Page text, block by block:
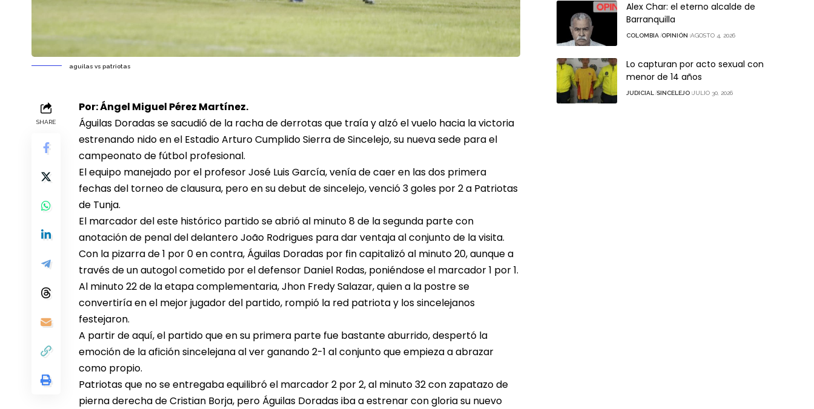
aguilas vs patriotas
SHARE
Por: Ángel Miguel Pérez Martínez.
Águilas Doradas se sacudió de la racha de derrotas que traía y alzó el vuelo hacia la victoria
estrenando nido en el Estadio Arturo Cumplido Sierra de Sincelejo, su nueva sede para el
campeonato de fútbol profesional.
El equipo manejado por el profesor José Luis García, venía de caer en las dos primera
fechas del torneo de clausura, pero en su debut de sincelejo, venció 3 goles por 2 a Patriotas
de Tunja.
El marcador del este histórico partido se abrió al minuto 8 de la segunda parte con
anotación de penal del delantero João Rodrigues para dar ventaja al conjunto de la visita.
Con la pizarra de 1 por 0 en contra, Águilas Doradas por fin capitalizó al minuto 20, aunque a
través de un autogol cometido por el defensor Daniel Rodas, poniéndose el marcador 1 por 1.
Al minuto 22 de la etapa complementaria, Jhon Fredy Salazar, quien a la postre se
convertiría en el mejor jugador del partido, rompió la red patriota y los sincelejanos
festejaron.
A partir de aquí, el partido que en su primera parte fue bastante aburrido, despertó la
emoción de la afición sincelejana al ver ganando 2-1 al conjunto que empieza a abrazar
como propio.
Patriotas que no se entregaba equilibró el marcador 2 por 2, al minuto 32 con zapatazo de
pierna derecha de Cristian Borja, pero Águilas Doradas iba a estrenar con gloria su nuevo
Alex Char: el eterno alcalde de
Barranquilla
COLOMBIA OPINIÓN AGOSTO 4, 2026
Lo capturan por acto sexual con
menor de 14 años
JUDICIAL SINCELEJO JULIO 30, 2026